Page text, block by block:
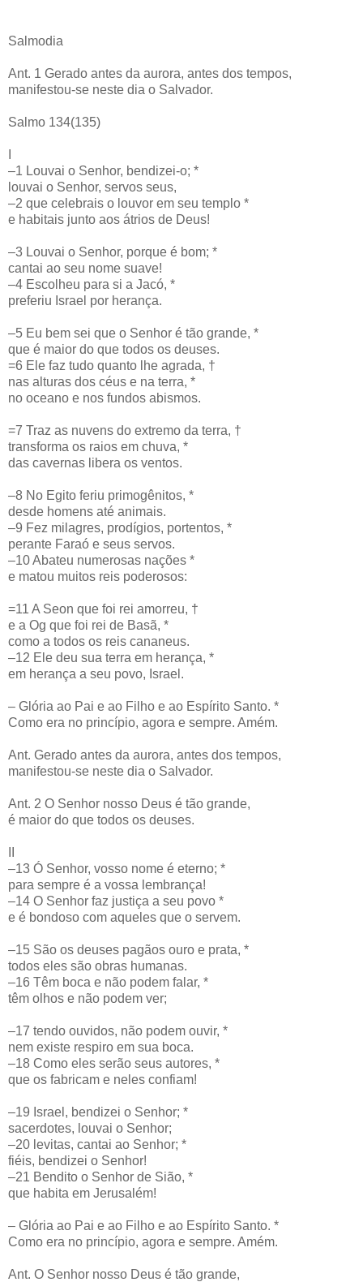
Salmodia
Ant. 1 Gerado antes da aurora, antes dos tempos,
manifestou-se neste dia o Salvador.
Salmo 134(135)
–1 Louvai o Senhor, bendizei-o; *
louvai o Senhor, servos seus,
–2 que celebrais o louvor em seu templo *
e habitais junto aos átrios de Deus!
–3 Louvai o Senhor, porque é bom; *
cantai ao seu nome suave!
–4 Escolheu para si a Jacó, *
preferiu Israel por herança.
–5 Eu bem sei que o Senhor é tão grande, *
que é maior do que todos os deuses.
=6 Ele faz tudo quanto lhe agrada, †
nas alturas dos céus e na terra, *
no oceano e nos fundos abismos.
=7 Traz as nuvens do extremo da terra, †
transforma os raios em chuva, *
das cavernas libera os ventos.
–8 No Egito feriu primogênitos, *
desde homens até animais.
–9 Fez milagres, prodígios, portentos, *
perante Faraó e seus servos.
–10 Abateu numerosas nações *
e matou muitos reis poderosos:
=11 A Seon que foi rei amorreu, †
e a Og que foi rei de Basã, *
como a todos os reis cananeus.
–12 Ele deu sua terra em herança, *
em herança a seu povo, Israel.
– Glória ao Pai e ao Filho e ao Espírito Santo. *
Como era no princípio, agora e sempre. Amém.
Ant. Gerado antes da aurora, antes dos tempos,
manifestou-se neste dia o Salvador.
Ant. 2 O Senhor nosso Deus é tão grande,
é maior do que todos os deuses.
–13 Ó Senhor, vosso nome é eterno; *
para sempre é a vossa lembrança!
–14 O Senhor faz justiça a seu povo *
e é bondoso com aqueles que o servem.
–15 São os deuses pagãos ouro e prata, *
todos eles são obras humanas.
–16 Têm boca e não podem falar, *
têm olhos e não podem ver;
–17 tendo ouvidos, não podem ouvir, *
nem existe respiro em sua boca.
–18 Como eles serão seus autores, *
que os fabricam e neles confiam!
–19 Israel, bendizei o Senhor; *
sacerdotes, louvai o Senhor;
–20 levitas, cantai ao Senhor; *
fiéis, bendizei o Senhor!
–21 Bendito o Senhor de Sião, *
que habita em Jerusalém!
– Glória ao Pai e ao Filho e ao Espírito Santo. *
Como era no princípio, agora e sempre. Amém.
Ant. O Senhor nosso Deus é tão grande,